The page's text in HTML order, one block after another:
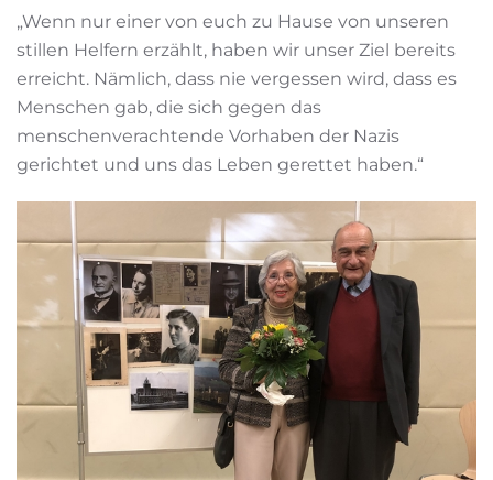
„Wenn nur einer von euch zu Hause von unseren
stillen Helfern erzählt, haben wir unser Ziel bereits
erreicht. Nämlich, dass nie vergessen wird, dass es
Menschen gab, die sich gegen das
menschenverachtende Vorhaben der Nazis
gerichtet und uns das Leben gerettet haben.“